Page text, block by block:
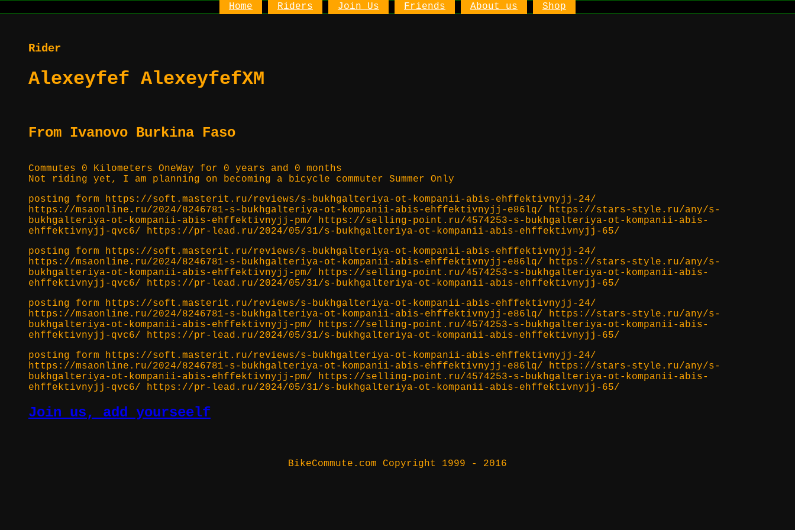
Home Riders Join Us Friends About us Shop
Rider
Alexeyfef AlexeyfefXM
From Ivanovo Burkina Faso
Commutes 0 Kilometers OneWay for 0 years and 0 months
Not riding yet, I am planning on becoming a bicycle commuter Summer Only
posting form https://soft.masterit.ru/reviews/s-bukhgalteriya-ot-kompanii-abis-ehffektivnyjj-24/
https://msaonline.ru/2024/8246781-s-bukhgalteriya-ot-kompanii-abis-ehffektivnyjj-e86lq/ https://stars-style.ru/any/s-
bukhgalteriya-ot-kompanii-abis-ehffektivnyjj-pm/ https://selling-point.ru/4574253-s-bukhgalteriya-ot-kompanii-abis-
ehffektivnyjj-qvc6/ https://pr-lead.ru/2024/05/31/s-bukhgalteriya-ot-kompanii-abis-ehffektivnyjj-65/
posting form https://soft.masterit.ru/reviews/s-bukhgalteriya-ot-kompanii-abis-ehffektivnyjj-24/
https://msaonline.ru/2024/8246781-s-bukhgalteriya-ot-kompanii-abis-ehffektivnyjj-e86lq/ https://stars-style.ru/any/s-
bukhgalteriya-ot-kompanii-abis-ehffektivnyjj-pm/ https://selling-point.ru/4574253-s-bukhgalteriya-ot-kompanii-abis-
ehffektivnyjj-qvc6/ https://pr-lead.ru/2024/05/31/s-bukhgalteriya-ot-kompanii-abis-ehffektivnyjj-65/
posting form https://soft.masterit.ru/reviews/s-bukhgalteriya-ot-kompanii-abis-ehffektivnyjj-24/
https://msaonline.ru/2024/8246781-s-bukhgalteriya-ot-kompanii-abis-ehffektivnyjj-e86lq/ https://stars-style.ru/any/s-
bukhgalteriya-ot-kompanii-abis-ehffektivnyjj-pm/ https://selling-point.ru/4574253-s-bukhgalteriya-ot-kompanii-abis-
ehffektivnyjj-qvc6/ https://pr-lead.ru/2024/05/31/s-bukhgalteriya-ot-kompanii-abis-ehffektivnyjj-65/
posting form https://soft.masterit.ru/reviews/s-bukhgalteriya-ot-kompanii-abis-ehffektivnyjj-24/
https://msaonline.ru/2024/8246781-s-bukhgalteriya-ot-kompanii-abis-ehffektivnyjj-e86lq/ https://stars-style.ru/any/s-
bukhgalteriya-ot-kompanii-abis-ehffektivnyjj-pm/ https://selling-point.ru/4574253-s-bukhgalteriya-ot-kompanii-abis-
ehffektivnyjj-qvc6/ https://pr-lead.ru/2024/05/31/s-bukhgalteriya-ot-kompanii-abis-ehffektivnyjj-65/
Join us, add yourseelf
BikeCommute.com Copyright 1999 - 2016